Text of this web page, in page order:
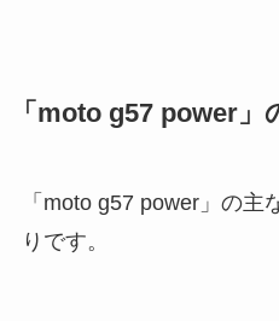
「moto g57 power」
「moto g57 power」の
りです。